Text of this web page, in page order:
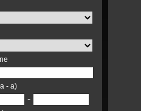
- a)
-